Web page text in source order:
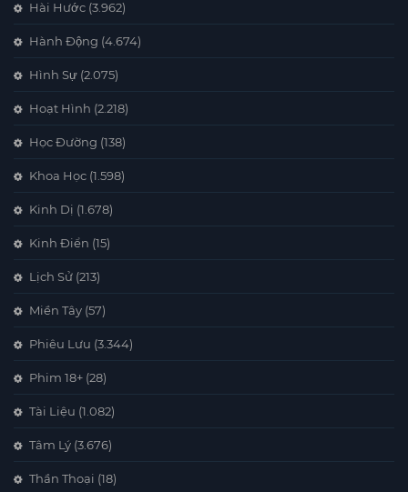
Hài Hước (3.962)
Hành Động (4.674)
Hình Sự (2.075)
Hoạt Hình (2.218)
Học Đường (138)
Khoa Học (1.598)
Kinh Dị (1.678)
Kinh Điển (15)
Lịch Sử (213)
Miền Tây (57)
Phiêu Lưu (3.344)
Phim 18+ (28)
Tài Liệu (1.082)
Tâm Lý (3.676)
Thần Thoại (18)